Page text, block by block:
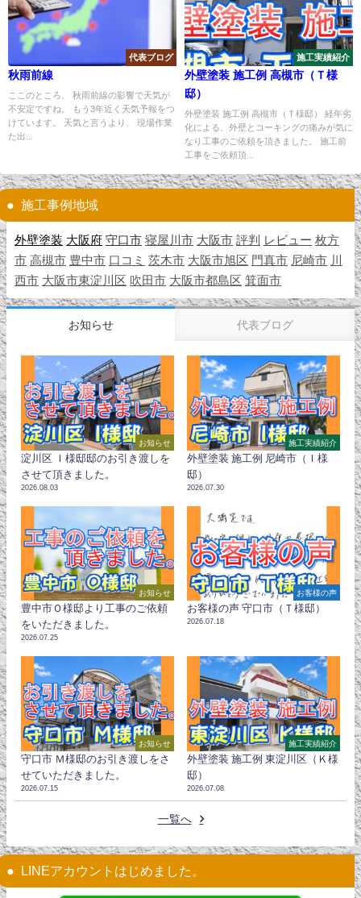
代表ブログ
秋雨前線
ここのところ、 秋雨前線の影響で天気が
不安定ですね。 もう3年近く天気予報をつ
けています。 天気と言うより、 現場作業
た出...
施工実績紹介
外壁塗装 施工例 高槻市（Ｔ様
邸）
外壁塗装 施工例 高槻市（Ｔ様邸） 経年劣
化による、外壁とコーキングの痛みが気に
なり工事のご依頼を頂きました。 施工前
工事をご依頼頂...
施工事例地域
外壁塗装 大阪府 守口市 寝屋川市 大阪市 評判 レビュー 枚方
市 高槻市 豊中市 口コミ 茨木市 大阪市旭区 門真市 尼崎市 川
西市 大阪市東淀川区 吹田市 大阪市都島区 箕面市
お知らせ 代表ブログ
お知らせ
淀川区 Ｉ様邸邸のお引き渡しを
させて頂きました。
2026.08.03
施工実績紹介
外壁塗装 施工例 尼崎市（Ｉ様
邸）
2026.07.30
お知らせ
豊中市Ｏ様邸より工事のご依頼
をいただきました。
2026.07.25
お客様の声
お客様の声 守口市（Ｔ様邸）
2026.07.18
お知らせ
守口市 Ｍ様邸のお引き渡しをさ
せていただきました。
2026.07.15
施工実績紹介
外壁塗装 施工例 東淀川区（Ｋ様
邸）
2026.07.08
一覧へ
LINEアカウントはじめました。